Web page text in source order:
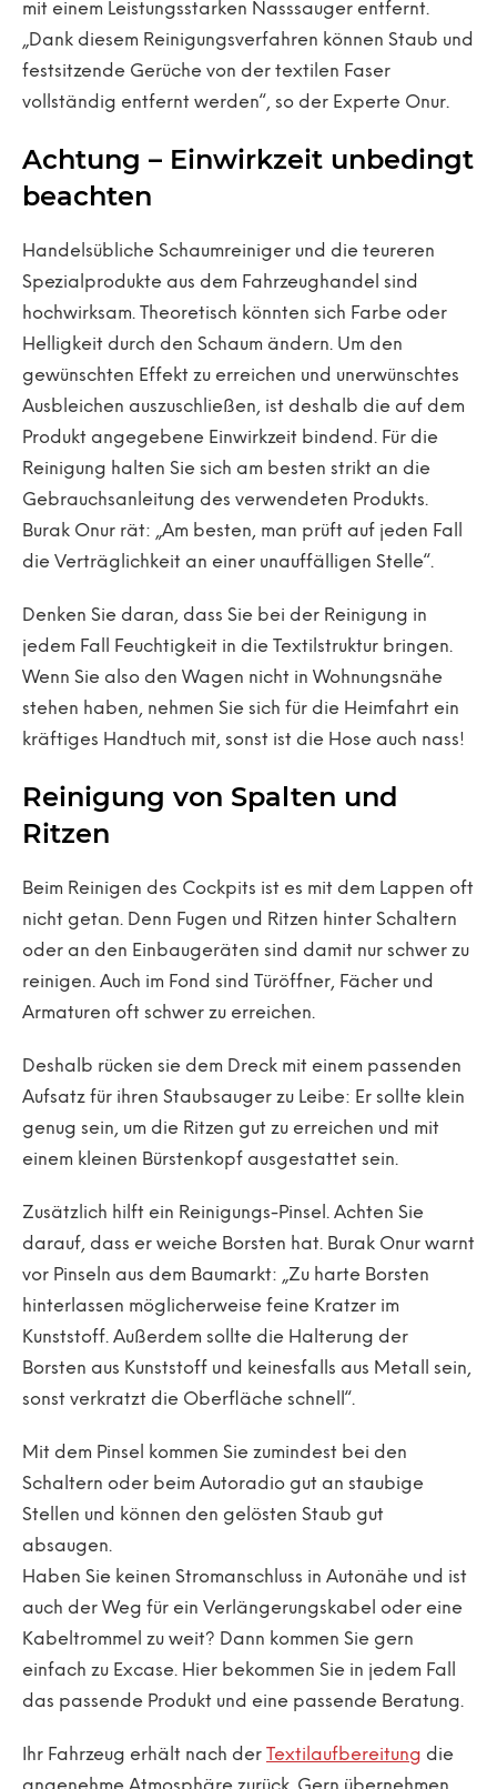
mit einem Leistungsstarken Nasssauger entfernt.
„Dank diesem Reinigungsverfahren können Staub und
festsitzende Gerüche von der textilen Faser
vollständig entfernt werden“, so der Experte Onur.
Achtung – Einwirkzeit unbedingt
beachten
Handelsübliche Schaumreiniger und die teureren
Spezialprodukte aus dem Fahrzeughandel sind
hochwirksam. Theoretisch könnten sich Farbe oder
Helligkeit durch den Schaum ändern. Um den
gewünschten Effekt zu erreichen und unerwünschtes
Ausbleichen auszuschließen, ist deshalb die auf dem
Produkt angegebene Einwirkzeit bindend. Für die
Reinigung halten Sie sich am besten strikt an die
Gebrauchsanleitung des verwendeten Produkts.
Burak Onur rät: „Am besten, man prüft auf jeden Fall
die Verträglichkeit an einer unauffälligen Stelle“.
Denken Sie daran, dass Sie bei der Reinigung in
jedem Fall Feuchtigkeit in die Textilstruktur bringen.
Wenn Sie also den Wagen nicht in Wohnungsnähe
stehen haben, nehmen Sie sich für die Heimfahrt ein
kräftiges Handtuch mit, sonst ist die Hose auch nass!
Reinigung von Spalten und
Ritzen
Beim Reinigen des Cockpits ist es mit dem Lappen oft
nicht getan. Denn Fugen und Ritzen hinter Schaltern
oder an den Einbaugeräten sind damit nur schwer zu
reinigen. Auch im Fond sind Türöffner, Fächer und
Armaturen oft schwer zu erreichen.
Deshalb rücken sie dem Dreck mit einem passenden
Aufsatz für ihren Staubsauger zu Leibe: Er sollte klein
genug sein, um die Ritzen gut zu erreichen und mit
einem kleinen Bürstenkopf ausgestattet sein.
Zusätzlich hilft ein Reinigungs-Pinsel. Achten Sie
darauf, dass er weiche Borsten hat. Burak Onur warnt
vor Pinseln aus dem Baumarkt: „Zu harte Borsten
hinterlassen möglicherweise feine Kratzer im
Kunststoff. Außerdem sollte die Halterung der
Borsten aus Kunststoff und keinesfalls aus Metall sein,
sonst verkratzt die Oberfläche schnell“.
Mit dem Pinsel kommen Sie zumindest bei den
Schaltern oder beim Autoradio gut an staubige
Stellen und können den gelösten Staub gut
absaugen.
Haben Sie keinen Stromanschluss in Autonähe und ist
auch der Weg für ein Verlängerungskabel oder eine
Kabeltrommel zu weit? Dann kommen Sie gern
einfach zu Excase. Hier bekommen Sie in jedem Fall
das passende Produkt und eine passende Beratung.
Ihr Fahrzeug erhält nach der Textilaufbereitung die